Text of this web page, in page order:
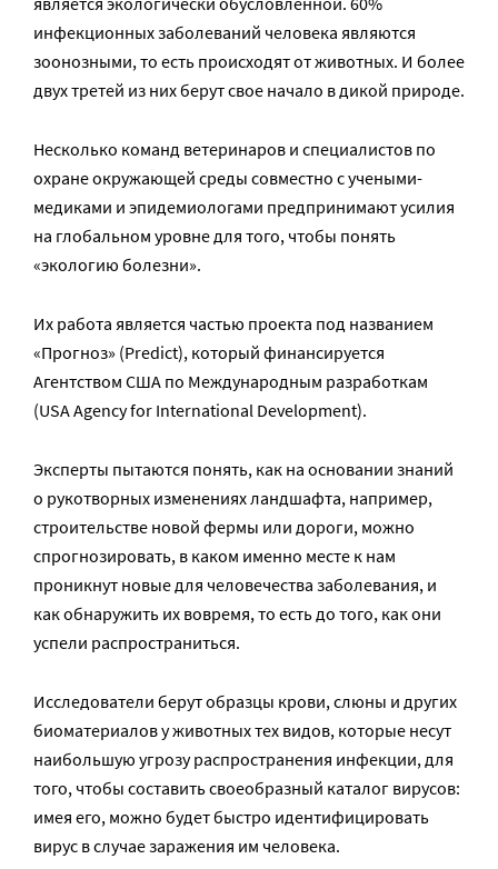
инфекционных заболеваний человека являются
зоонозными, то есть происходят от животных. И более
двух третей из них берут свое начало в дикой природе.
Несколько команд ветеринаров и специалистов по
охране окружающей среды совместно с учеными-
медиками и эпидемиологами предпринимают усилия
на глобальном уровне для того, чтобы понять
«экологию болезни».
Их работа является частью проекта под названием
«Прогноз» (Predict), который финансируется
Агентством США по Международным разработкам
(USA Agency for International Development).
Эксперты пытаются понять, как на основании знаний
о рукотворных изменениях ландшафта, например,
строительстве новой фермы или дороги, можно
спрогнозировать, в каком именно месте к нам
проникнут новые для человечества заболевания, и
как обнаружить их вовремя, то есть до того, как они
успели распространиться.
Исследователи берут образцы крови, слюны и других
биоматериалов у животных тех видов, которые несут
наибольшую угрозу распространения инфекции, для
того, чтобы составить своеобразный каталог вирусов:
имея его, можно будет быстро идентифицировать
вирус в случае заражения им человека.